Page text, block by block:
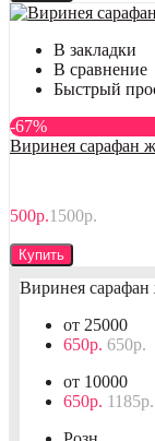
В закладки
В сравнение
Быстрый
-67%
Виринея сарафан
500р.1500р.
Купить
Виринея
от 25000
650р. 650р.
от 10000
650р. 1185р.